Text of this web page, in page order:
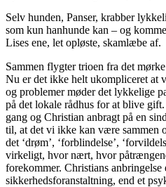
Selv hunden, Panser, krabber
som kun hanhunde kan – og
Lises ene, let opløste, skamlæbe af.
Sammen flygter trioen fra det
Nu er det ikke helt ukompliceret at
og problemer møder det lykkelige
på det lokale rådhus for at blive
gang og Christian anbragt på en
til, at det vi ikke kan være sammen
det ‘drøm’, ‘forblindelse’,
virkeligt, hvor nært, hvor
forekommer. Christians
sikkerhedsforanstaltning, end et